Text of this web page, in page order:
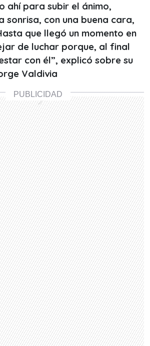
ahí para subir el ánimo,
sonrisa, con una buena cara,
que llegó un momento en
de luchar porque, al final
con él”, explicó sobre su
Valdivia